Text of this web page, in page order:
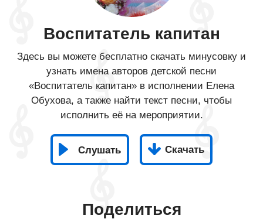
Воспитатель капитан
Здесь вы можете бесплатно скачать минусовку и
узнать имена авторов детской песни
«Воспитатель капитан» в исполнении Елена
Обухова, а также найти текст песни, чтобы
исполнить её на мероприятии.
Слушать Скачать
Поделиться